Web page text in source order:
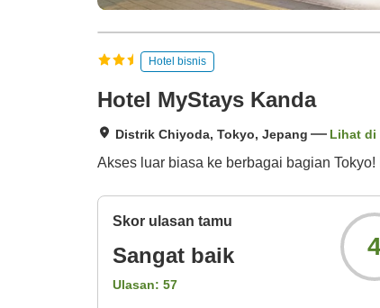
Hotel bisnis
Hotel MyStays Kanda
Distrik Chiyoda, Tokyo, Jepang Lihat di
Akses luar biasa ke berbagai bagian
Skor ulasan tamu
Sangat baik
Ulasan: 57